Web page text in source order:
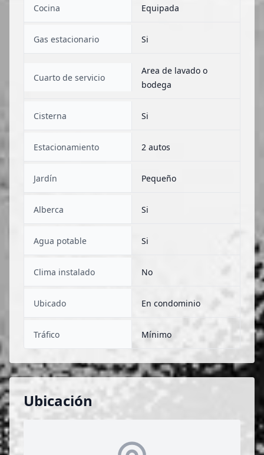
Cocina Equipada
Gas estacionario Si
Cuarto de servicio
Area de lavado o
bodega
Cisterna Si
Estacionamiento 2 autos
Jardín Pequeño
Alberca Si
Agua potable Si
Clima instalado No
Ubicado En condominio
Tráfico Mínimo
Ubicación